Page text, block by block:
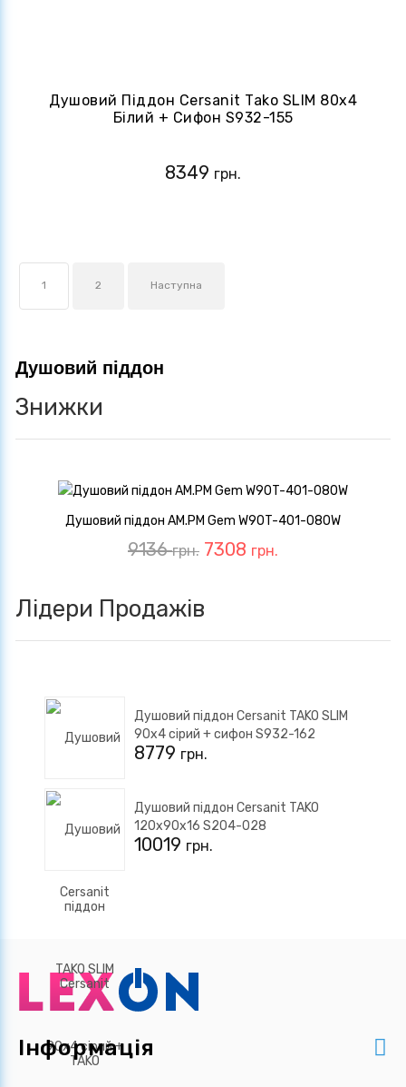
Душовий Піддон Cersanit Tako SLIM 80x4
Білий + Сифон S932-155
8349 грн.
1 2 Наступна
Душовий піддон
Знижки
Душовий піддон AM.PM Gem W90T-401-080W
9136грн. 7308 грн.
Лідери Продажів
Душовий піддон Cersanit TAKO SLIM
90x4 сірий + сифон S932-162
8779 грн.
Душовий піддон Cersanit TAKO
120х90х16 S204-028
10019 грн.
Інформація